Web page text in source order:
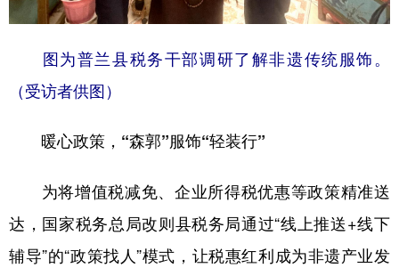
图为普兰县税务干部调研了解非遗传统服饰。
（受访者供图）
暖心政策，“森郭”服饰“轻装行”
为将增值税减免、企业所得税优惠等政策精准送
达，国家税务总局改则县税务局通过“线上推送+线下
辅导”的“政策找人”模式，让税惠红利成为非遗产业发